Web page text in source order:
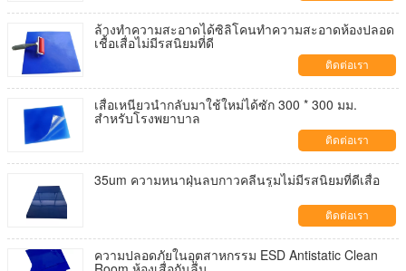
ล้างทำความสะอาดได้ซิลิโคนทำความสะอาดห้องปลอด
เชื้อเสื่อไม่มีรสนิยมที่ดี
ติดต่อเรา
เสื่อเหนียวนำกลับมาใช้ใหม่ได้ซัก 300 * 300 มม.
สำหรับโรงพยาบาล
ติดต่อเรา
35um ความหนาฝุ่นลบกาวคลีนรูมไม่มีรสนิยมที่ดีเสื่อ
ติดต่อเรา
ความปลอดภัยในอุตสาหกรรม ESD Antistatic Clean